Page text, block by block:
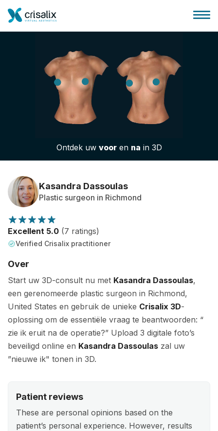
Huis chirurg
3D business platform
Patiëntrecensies
Ontdek uw vooren na in 3D
Kasandra Dassoulas
Plastic surgeon in Richmond
Excellent 5.0 (7 ratings)
Verified Crisalix practitioner
Over
Start uw 3D-consult nu met Kasandra Dassoulas,
een gerenomeerde plastic surgeon in Richmond,
United States en gebruik de unieke Crisalix 3D-
oplossing om de essentiële vraag te beantwoorden: “
zie ik eruit na de operatie?” Upload 3 digitale foto’s
beveiligd online en Kasandra Dassoulas zal uw
”nieuwe ik" tonen in 3D.
Patient reviews
These are personal opinions based on the
patient’s personal experience. However, results